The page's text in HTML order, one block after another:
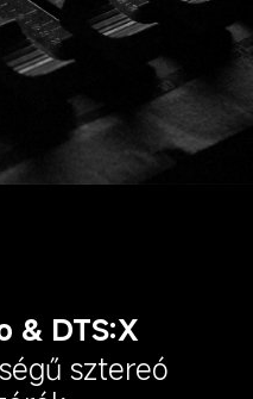
& DTS:X
sztereó